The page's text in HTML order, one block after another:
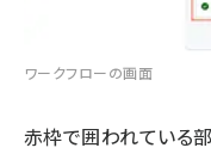
ワークフローの画面
赤枠で囲われている